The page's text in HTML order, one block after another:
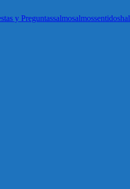
y Preguntassalmosalmossentido